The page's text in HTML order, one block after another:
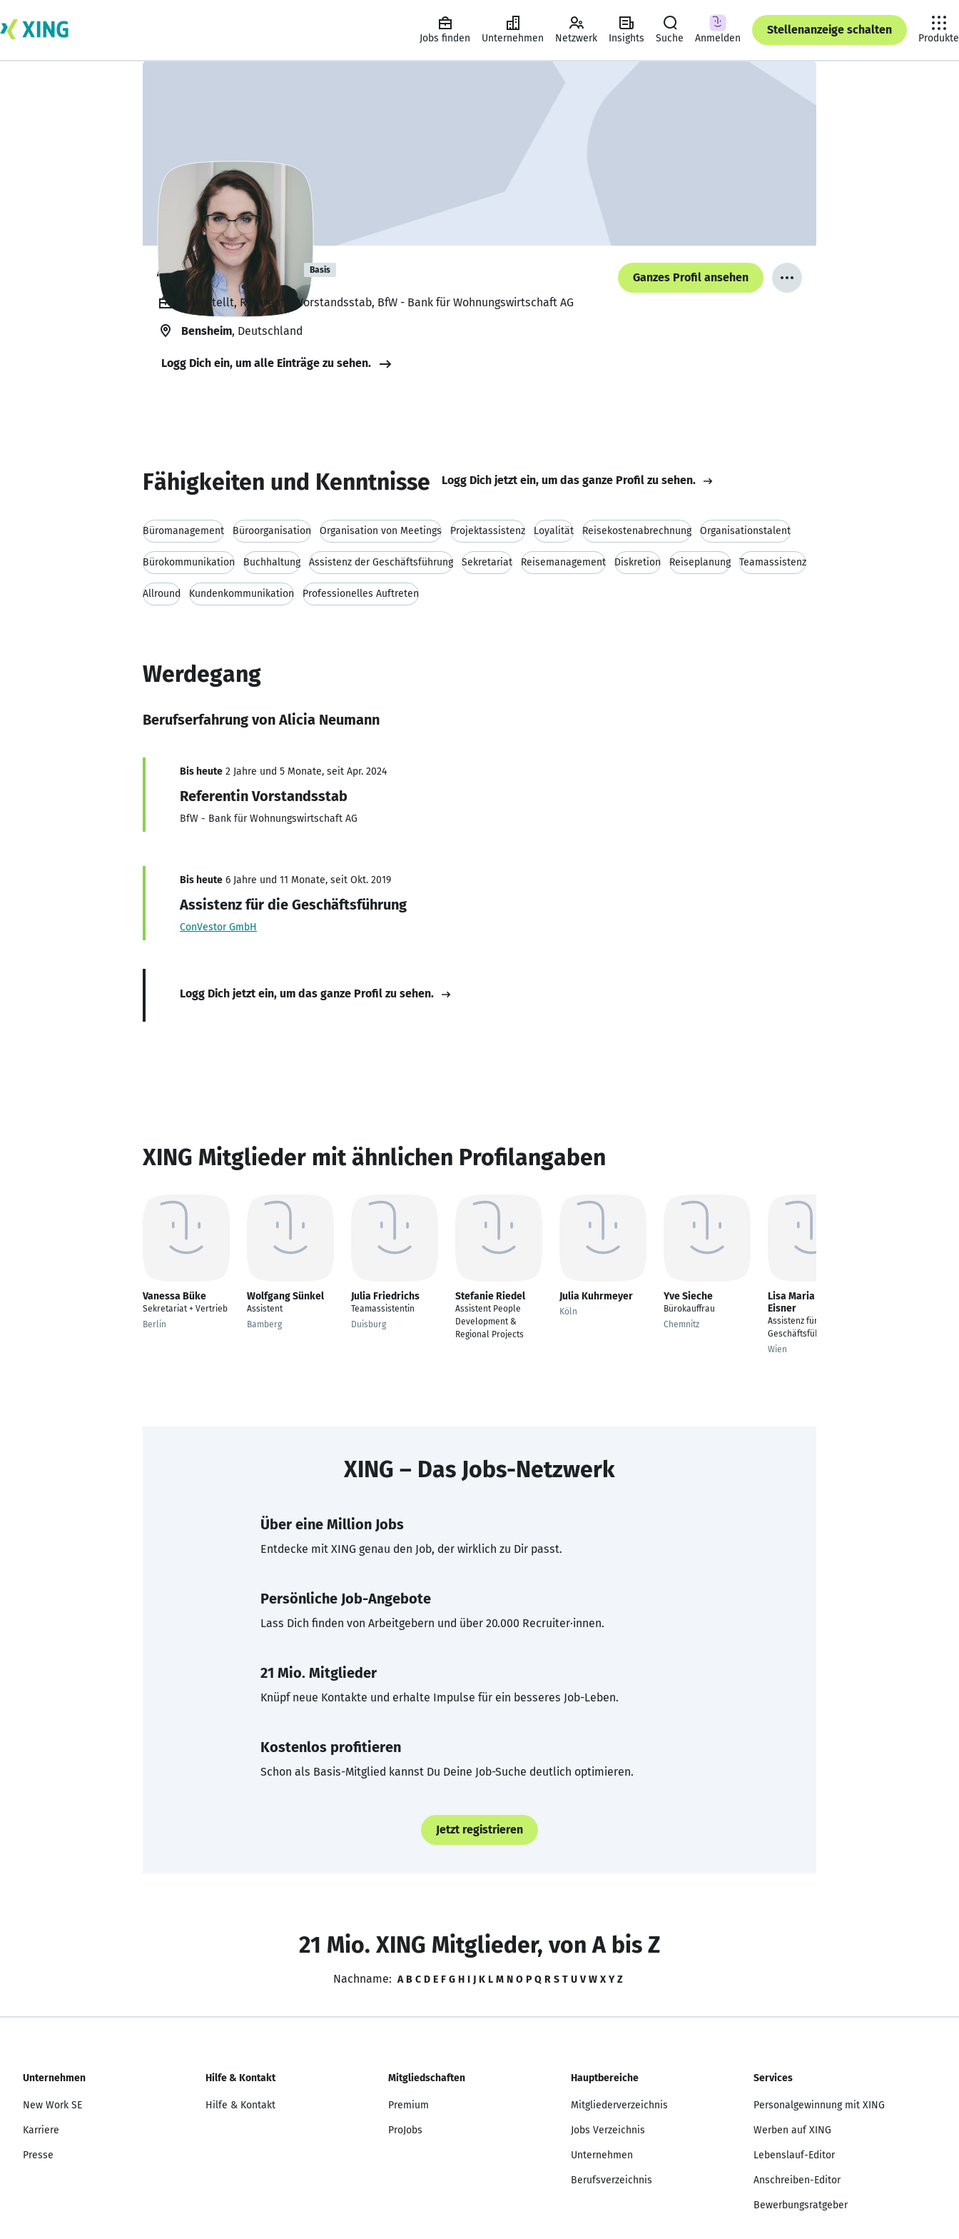
Jobs finden Unternehmen Netzwerk Insights Suche Anmelden
Stellenanzeige schalten
Produkte
Alicia Neumann Basis
Ganzes Profil ansehen
Angestellt, Referentin Vorstandsstab, BfW - Bank für Wohnungswirtschaft AG
Bensheim, Deutschland
Logg Dich ein, um alle Einträge zu sehen.
Fähigkeiten und Kenntnisse Logg Dich jetzt ein, um das ganze Profil zu sehen.
Büromanagement Büroorganisation Organisation von Meetings Projektassistenz Loyalität Reisekostenabrechnung Organisationstalent
Bürokommunikation Buchhaltung Assistenz der Geschäftsführung Sekretariat Reisemanagement Diskretion Reiseplanung Teamassistenz
Allround Kundenkommunikation Professionelles Auftreten
Werdegang
Berufserfahrung von Alicia Neumann
Bis heute 2 Jahre und 5 Monate, seit Apr. 2024
Referentin Vorstandsstab
BfW - Bank für Wohnungswirtschaft AG
Bis heute 6 Jahre und 11 Monate, seit Okt. 2019
Assistenz für die Geschäftsführung
ConVestor GmbH
Logg Dich jetzt ein, um das ganze Profil zu sehen.
XING Mitglieder mit ähnlichen Profilangaben
Vanessa Büke
Sekretariat + Vertrieb
Berlin
Wolfgang Sünkel
Assistent
Bamberg
Julia Friedrichs
Teamassistentin
Duisburg
Stefanie Riedel
Assistent People
Development &
Regional Projects
Julia Kuhrmeyer
Köln
Yve Sieche
Bürokauffrau
Chemnitz
Lisa Maria Fuchs-
Eisner
Assistenz für die
Geschäftsführung
Wien
XING – Das Jobs-Netzwerk
Über eine Million Jobs
Entdecke mit XING genau den Job, der wirklich zu Dir passt.
Persönliche Job-Angebote
Lass Dich finden von Arbeitgebern und über 20.000 Recruiter·innen.
21 Mio. Mitglieder
Knüpf neue Kontakte und erhalte Impulse für ein besseres Job-Leben.
Kostenlos profitieren
Schon als Basis-Mitglied kannst Du Deine Job-Suche deutlich optimieren.
Jetzt registrieren
21 Mio. XING Mitglieder, von A bis Z
Nachname: A B C D E F G H I J K L M N O P Q R S T U V W X Y Z
Unternehmen
New Work SE
Karriere
Presse
Hilfe & Kontakt
Hilfe & Kontakt
Mitgliedschaften
Premium
ProJobs
Hauptbereiche
Mitgliederverzeichnis
Jobs Verzeichnis
Unternehmen
Berufsverzeichnis
Services
Personalgewinnung mit XING
Werben auf XING
Lebenslauf-Editor
Anschreiben-Editor
Bewerbungsratgeber